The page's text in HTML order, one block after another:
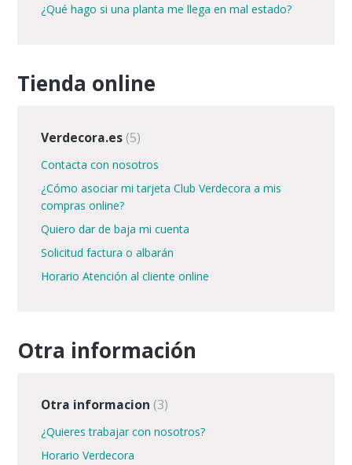
¿Qué hago si una planta me llega en mal estado?
Tienda online
Verdecora.es 5
Contacta con nosotros
¿Cómo asociar mi tarjeta Club Verdecora a mis
compras online?
Quiero dar de baja mi cuenta
Solicitud factura o albarán
Horario Atención al cliente online
Otra información
Otra informacion 3
¿Quieres trabajar con nosotros?
Horario Verdecora